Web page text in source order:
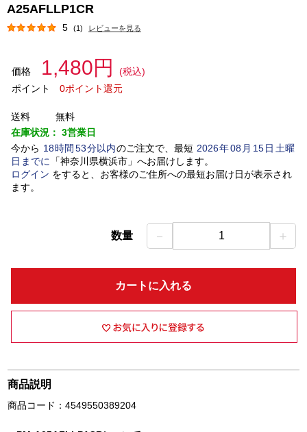
A25AFLLP1CR
5 (1) レビューを見る
価格 1,480円
(税込)
ポイント
0ポイント還元
送料
無料
在庫状況： 3営業日
今から 18時間 53分以内のご注文で、最短 2026年08 月 15日土曜
日 までに 「神奈川県横浜市」 へお届けします。
ログイン をすると、お客様のご住所への最短お届け日が表示され
ます。
数量 － 1 ＋
カートに入れる
商品説明
商品コード：4549550389204